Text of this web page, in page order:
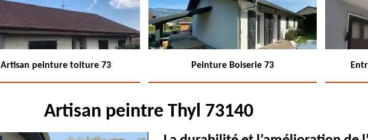
Artisan peinture toiture 73 Peinture Boiserie 73
Artisan peintre Thyl 73140